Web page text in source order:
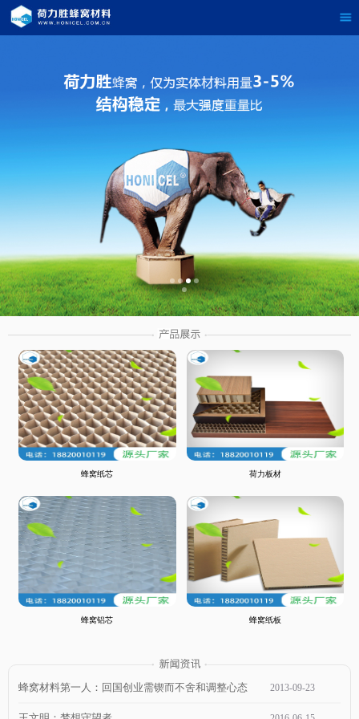
茶
蜂窝纸芯 荷力板材
蜂窝铝芯 蜂窝纸板
蜂窝材料第一人：回国创业需锲而不舍和调整心态 2013-09-23